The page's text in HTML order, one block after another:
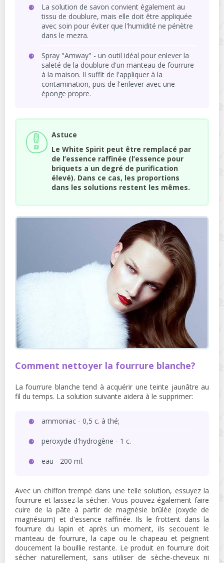
La solution de savon convient également au
tissu de doublure, mais elle doit être appliquée
avec soin pour éviter que l'humidité ne pénètre
dans le mezra.
Spray "Amway" - un outil idéal pour enlever la
saleté de la doublure d'un manteau de fourrure
à la maison. Il suffit de l'appliquer à la
contamination, puis de l'enlever avec une
éponge propre.
Astuce
Le White Spirit peut être remplacé par
de l’essence raffinée (l’essence pour
briquets a un degré de purification
élevé). Dans ce cas, les proportions
dans les solutions restent les mêmes.
Comment nettoyer la fourrure blanche?
La fourrure blanche tend à acquérir une teinte jaunâtre au
fil du temps. La solution suivante aidera à le supprimer:
ammoniac - 0,5 c. à thé;
peroxyde d'hydrogène - 1 c.
eau - 200 ml.
Avec un chiffon trempé dans une telle solution, essuyez la
fourrure et laissez-la sécher. Vous pouvez également faire
cuire de la pâte à partir de magnésie brûlée (oxyde de
magnésium) et d'essence raffinée. Ils le frottent dans la
fourrure du lapin et après un moment, ils secouent le
manteau de fourrure, la cape ou le chapeau et peignent
doucement la bouillie restante. Le produit en fourrure doit
sécher naturellement, sans utiliser de sèche-cheveux ni